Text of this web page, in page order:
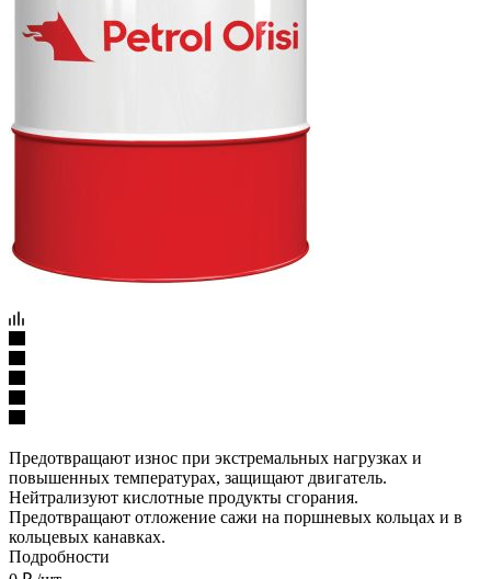
Предотвращают износ при экстремальных нагрузках и
повышенных температурах, защищают двигатель.
Нейтрализуют кислотные продукты сгорания.
Предотвращают отложение сажи на поршневых кольцах и в
кольцевых канавках.
Подробности